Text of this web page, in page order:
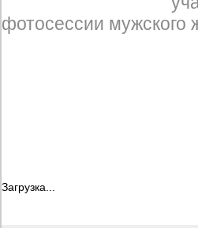
фотосессии мужского
Загрузка...